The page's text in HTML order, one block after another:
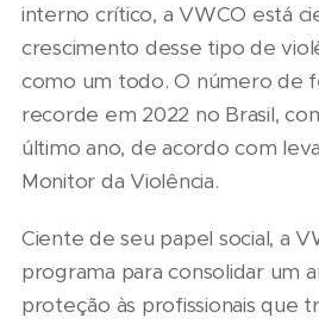
interno crítico, a VWCO está
crescimento desse tipo de
como um todo. O número de
recorde em 2022 no Brasil,
último ano, de acordo com
Monitor da Violência.
Ciente de seu papel social, a
programa para consolidar um
proteção às profissionais que